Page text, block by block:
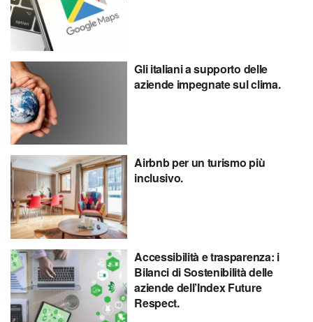
Gli italiani a supporto delle
aziende impegnate sul clima.
Airbnb per un turismo più
inclusivo.
Accessibilità e trasparenza: i
Bilanci di Sostenibilità delle
aziende dell’Index Future
Respect.